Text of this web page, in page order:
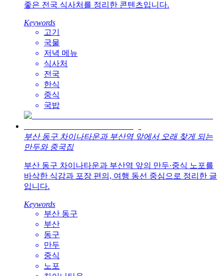
좋은 전국 식사처를 정리한 콘텐츠입니다.
Keywords
고기
국물
저녁 메뉴
식사처
전국
한식
중식
국밥
부산 동구 차이나타운과 부산역 앞에서 오래 찾게 되는
만두와 중국집
부산 동구 차이나타운과 부산역 앞의 만두·중식 노포를
바삭한 식감과 포장 편의, 여행 동선 중심으로 정리한 글
입니다.
Keywords
부산 동구
부산
동구
만두
중식
노포